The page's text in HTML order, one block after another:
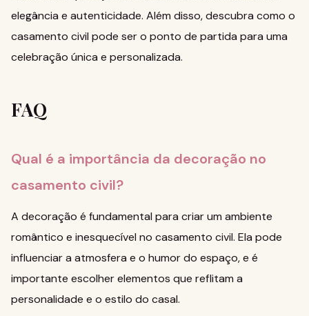
elegância e autenticidade. Além disso,descubra como o
casamento civil pode ser o ponto de partida para uma
celebração única e personalizada.
FAQ
Qual é a importância da decoração no
casamento civil?
A decoração é fundamental para criar um ambiente
romântico e inesquecível no casamento civil. Ela pode
influenciar a atmosfera e o humor do espaço, e é
importante escolher elementos que reflitam a
personalidade e o estilo do casal.